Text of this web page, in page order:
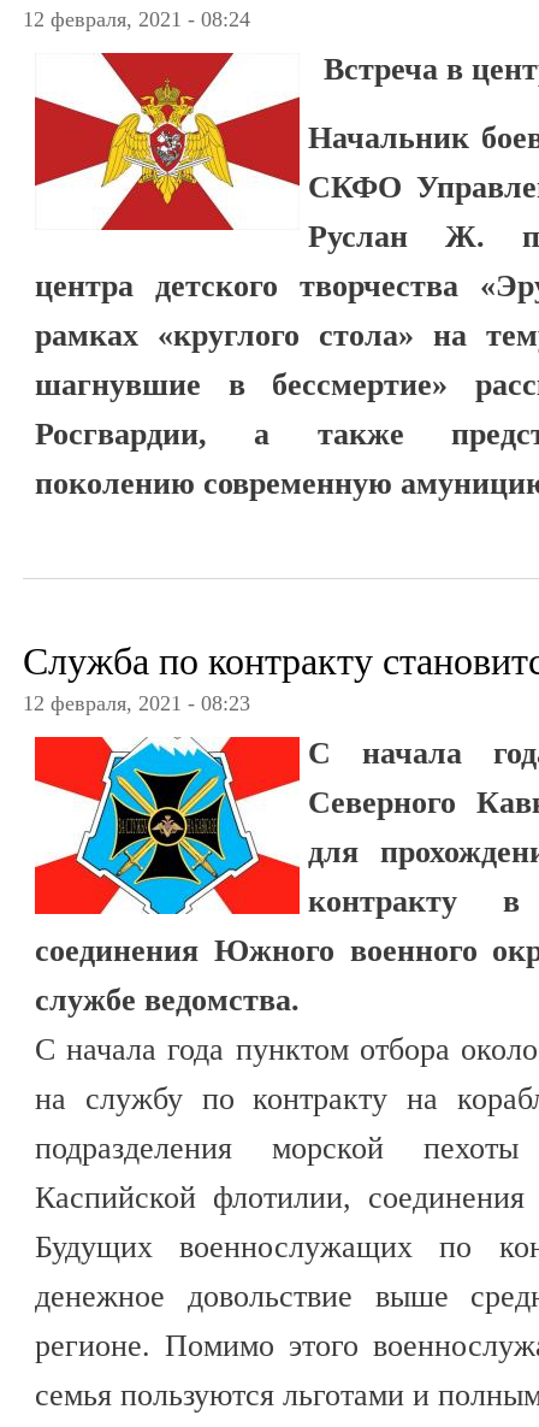
12 февраля, 2021 - 08:24
Встреча в
Начальник
СКФО
Руслан Ж.
центра детского творчества
рамках «круглого стола» на
шагнувшие в бессмертие»
Росгвардии, а также
поколению современную
Служба по контракту
12 февраля, 2021 - 08:23
С начала
Северного
для
контракту
соединения Южного военного
службе ведомства.
С начала года пунктом отбора
на службу по контракту на
подразделения морской
Каспийской флотилии,
Будущих военнослужащих по
денежное довольствие выше
регионе. Помимо этого
семья пользуются льготами и